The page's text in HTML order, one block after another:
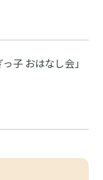
子 おはなし会」